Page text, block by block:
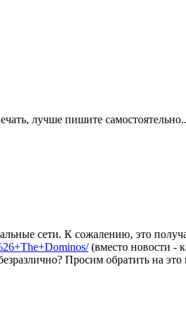
лучше пишите
сети. К сожалению, это
(вместо новости -
Просим обратить на это